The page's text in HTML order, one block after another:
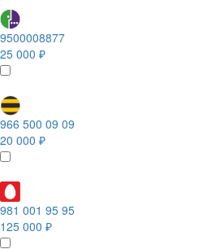
9500008877
25 000 ₽
966 500 09 09
20 000 ₽
981 001 95 95
125 000 ₽